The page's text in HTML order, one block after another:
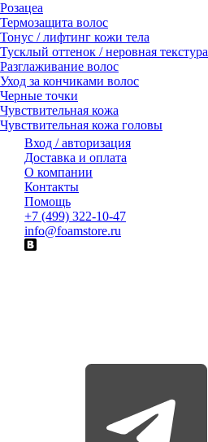
Розацеа
Термозащита волос
Тонус / лифтинг кожи тела
Тусклый оттенок / неровная текстура
Разглаживание волос
Уход за кончиками волос
Черные точки
Чувствительная кожа
Чувствительная кожа головы
Вход / авторизация
Доставка и оплата
О компании
Контакты
Помощь
+7 (499) 322-10-47
info@foamstore.ru